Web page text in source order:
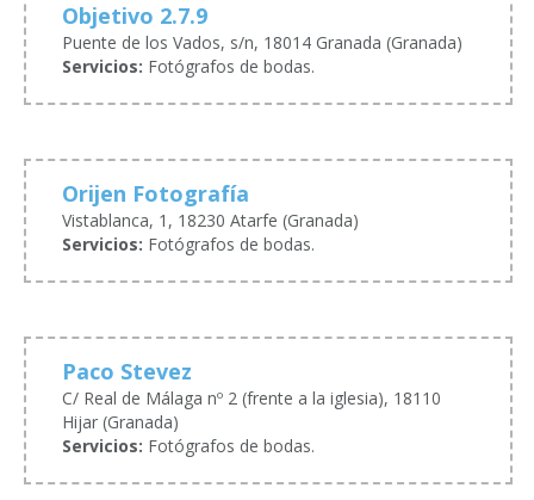
Objetivo 2.7.9
Puente de los Vados, s/n, 18014 Granada (Granada)
Servicios: Fotógrafos de bodas.
Orijen Fotografía
Vistablanca, 1, 18230 Atarfe (Granada)
Servicios: Fotógrafos de bodas.
Paco Stevez
C/ Real de Málaga nº 2 (frente a la iglesia), 18110
Hijar (Granada)
Servicios: Fotógrafos de bodas.